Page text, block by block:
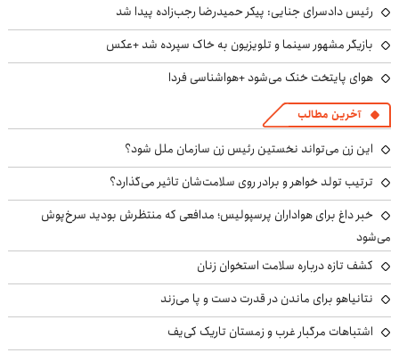
رئیس دادسرای جنایی: پیکر حمیدرضا رجب‌زاده پیدا شد
بازیگر مشهور سینما و تلویزیون به خاک سپرده شد +عکس
هوای پایتخت خنک می‌شود +هواشناسی فردا
آخرین مطالب
این زن می‌تواند نخستین رئیس زن سازمان ملل شود؟
ترتیب تولد خواهر و برادر روی سلامت‌شان تاثیر می‌گذارد؟
خبر داغ برای هواداران پرسپولیس؛ مدافعی که منتظرش بودید سرخ‌پوش
می‌شود
کشف تازه درباره سلامت استخوان زنان
نتانیاهو برای ماندن در قدرت دست و پا می‌زند
اشتباهات مرگبار غرب و زمستان تاریک کی‌یف